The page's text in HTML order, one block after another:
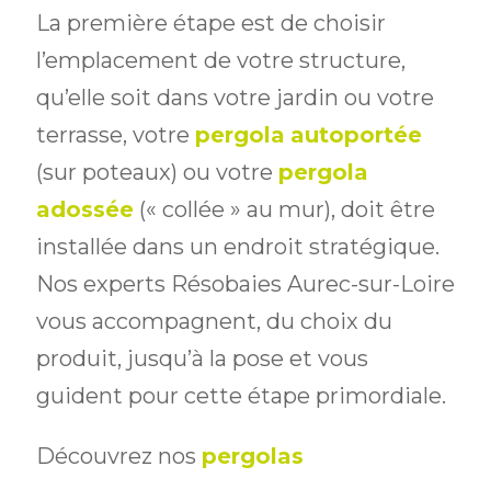
La première étape est de choisir
l’emplacement de votre structure,
qu’elle soit dans votre jardin ou votre
terrasse, votre pergola autoportée
(sur poteaux) ou votre pergola
adossée (« collée » au mur), doit être
installée dans un endroit stratégique.
Nos experts Résobaies Aurec-sur-Loire
vous accompagnent, du choix du
produit, jusqu’à la pose et vous
guident pour cette étape primordiale.
Découvrez nos pergolas